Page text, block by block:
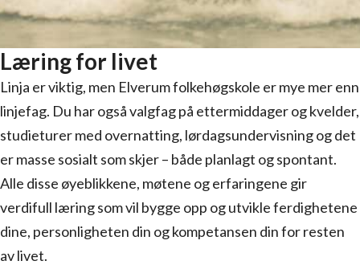
Læring for livet
Linja er viktig, men Elverum folkehøgskole er mye mer enn
linjefag. Du har også valgfag på ettermiddager og kvelder,
studieturer med overnatting, lørdagsundervisning og det
er masse sosialt som skjer – både planlagt og spontant.
Alle disse øyeblikkene, møtene og erfaringene gir
verdifull læring som vil bygge opp og utvikle ferdighetene
dine, personligheten din og kompetansen din for resten
av livet.